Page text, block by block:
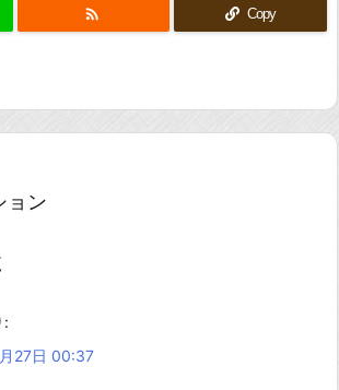
 Copy
ョン
:
27日 00:37